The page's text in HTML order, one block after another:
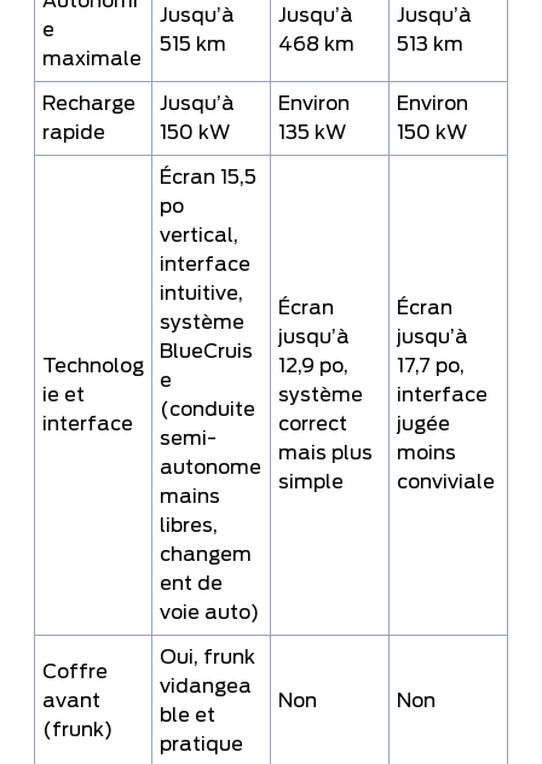
e
maximale
Jusqu’à
515 km
Jusqu’à
468 km
Jusqu’à
513 km
Recharge
rapide
Jusqu’à
150 kW
Environ
135 kW
Environ
150 kW
Technolog
ie et
interface
Écran 15,5
po
vertical,
interface
intuitive,
système
BlueCruis
e
(conduite
semi-
autonome
mains
libres,
changem
ent de
voie auto)
Écran
jusqu’à
12,9 po,
système
correct
mais plus
simple
Écran
jusqu’à
17,7 po,
interface
jugée
moins
conviviale
Coffre
avant
(frunk)
Oui, frunk
vidangea
ble et
pratique
Non Non